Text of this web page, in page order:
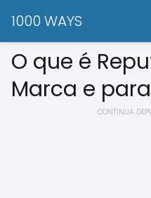
1000 WAYS
O que é
Marca e
CONTINUA